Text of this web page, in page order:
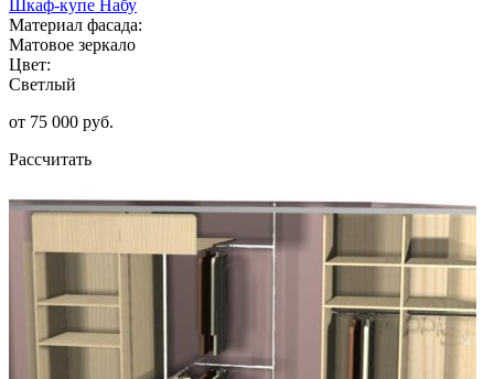
Шкаф-купе Набу
Материал фасада:
Матовое зеркало
Цвет:
Светлый
от 75 000 руб.
Рассчитать